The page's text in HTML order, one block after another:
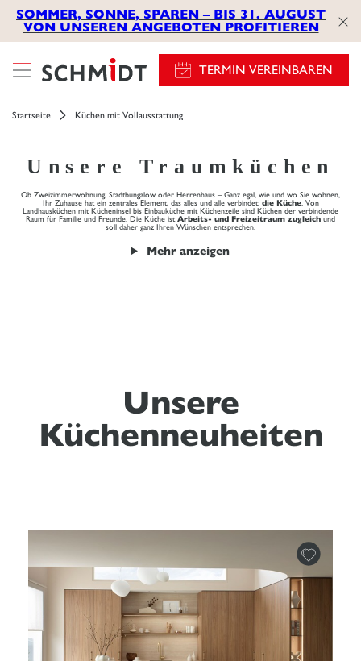
SOMMER, SONNE, SPAREN – BIS 31. AUGUST
VON UNSEREN ANGEBOTEN PROFITIEREN
TERMIN VEREINBAREN
Startseite Küchen mit Vollausstattung
Unsere Traumküchen
Ob Zweizimmerwohnung, Stadtbungalow oder Herrenhaus – Ganz egal, wie und wo Sie wohnen,
Ihr Zuhause hat ein zentrales Element, das alles und alle verbindet: die Küche. Von
Landhausküchen mit Kücheninsel bis Einbauküche mit Küchenzeile sind Küchen der verbindende
Raum für Familie und Freunde. Die Küche ist Arbeits- und Freizeitraum zugleich und
soll daher ganz Ihren Wünschen entsprechen.
Mehr anzeigen
Unsere
Küchenneuheiten